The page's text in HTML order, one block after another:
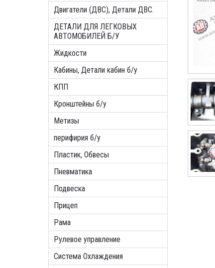
Двигатели (ДВС), Детали ДВС.
ДЕТАЛИ ДЛЯ ЛЕГКОВЫХ
АВТОМОБИЛЕЙ Б/У
Жидкости
Кабины, Детали кабин б/у
КПП
Кронштейны б/у
Метизы
перифирия б/у
Пластик, Обвесы
Пневматика
Подвеска
Прицеп
Рама
Рулевое управление
Система Охлаждения